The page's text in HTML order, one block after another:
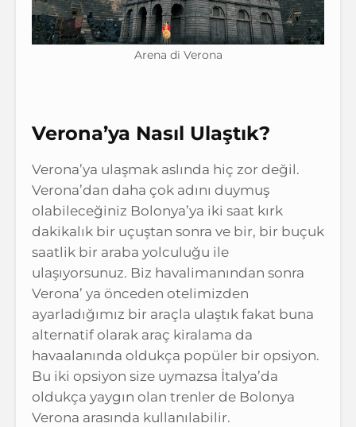
Arena di Verona
Verona’ya Nasıl Ulaştık?
Verona’ya ulaşmak aslında hiç zor değil.
Verona’dan daha çok adını duymuş
olabileceğiniz Bolonya’ya iki saat kırk
dakikalık bir uçuştan sonra ve bir, bir buçuk
saatlik bir araba yolculuğu ile
ulaşıyorsunuz. Biz havalimanından sonra
Verona’ ya önceden otelimizden
ayarladığımız bir araçla ulaştık fakat buna
alternatif olarak araç kiralama da
havaalanında oldukça popüler bir opsiyon.
Bu iki opsiyon size uymazsa İtalya’da
oldukça yaygın olan trenler de Bolonya
Verona arasında kullanılabilir.